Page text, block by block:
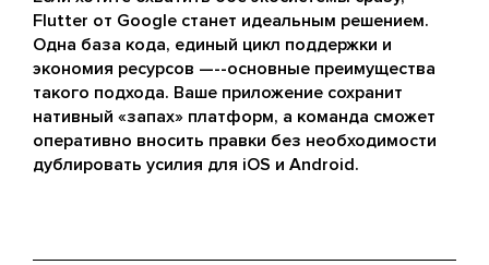
Flutter от Google станет идеальным решением.
Одна база кода, единый цикл поддержки и
экономия ресурсов —--основные преимущества
такого подхода. Ваше приложение сохранит
нативный «запах» платформ, а команда сможет
оперативно вносить правки без необходимости
дублировать усилия для iOS и Android.